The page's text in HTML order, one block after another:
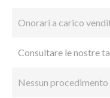
Onorari a carico
Consultare le nostre
Nessun procedimento